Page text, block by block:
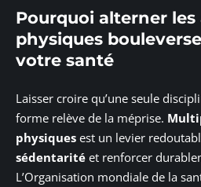
Pourquoi alterner
physiques
votre santé
Laisser croire qu’une seule
forme relève de la méprise.
physiques est un levier
sédentarité et renforcer
L’Organisation mondiale de la